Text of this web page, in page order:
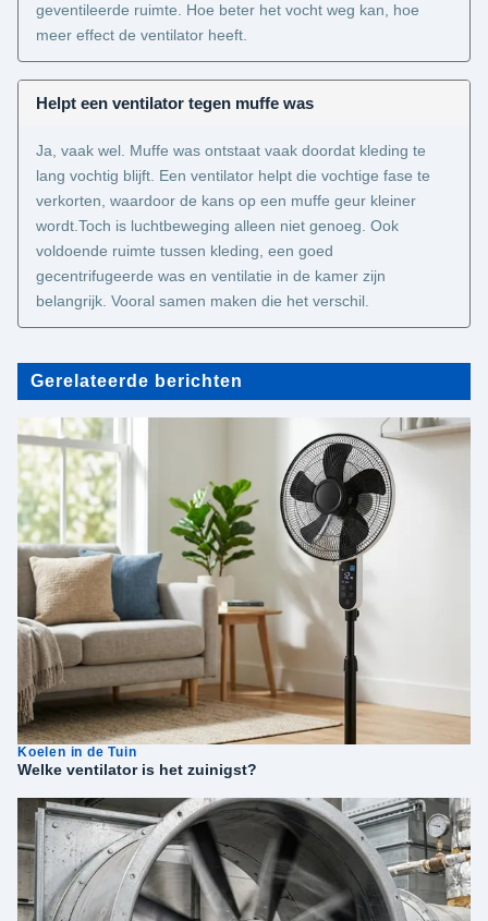
geventileerde ruimte. Hoe beter het vocht weg kan, hoe
meer effect de ventilator heeft.
Helpt een ventilator tegen muffe was
Ja, vaak wel. Muffe was ontstaat vaak doordat kleding te
lang vochtig blijft. Een ventilator helpt die vochtige fase te
verkorten, waardoor de kans op een muffe geur kleiner
wordt.Toch is luchtbeweging alleen niet genoeg. Ook
voldoende ruimte tussen kleding, een goed
gecentrifugeerde was en ventilatie in de kamer zijn
belangrijk. Vooral samen maken die het verschil.
Gerelateerde berichten
Koelen in de Tuin
Welke ventilator is het zuinigst?